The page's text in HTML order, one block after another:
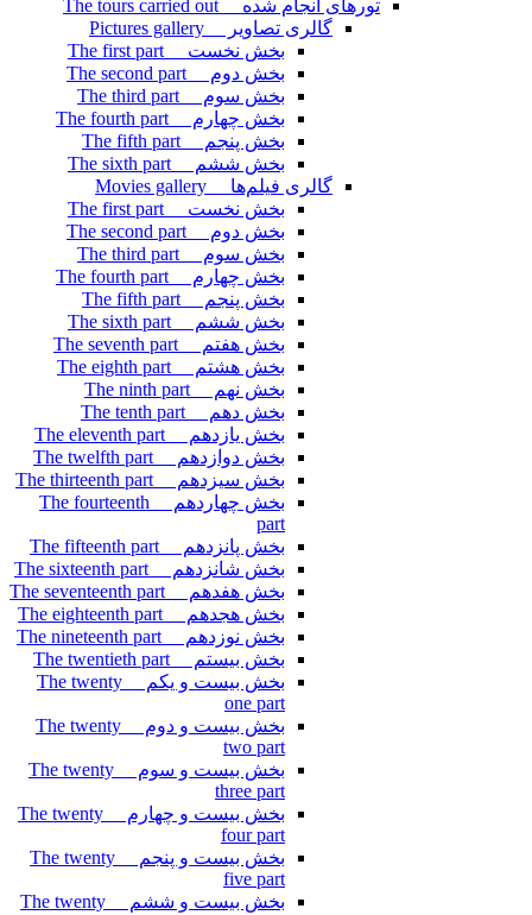
تورهای انجام شده The tours carried out
گالری تصاویر Pictures gallery
بخش نخست The first part
بخش دوم The second part
بخش سوم The third part
بخش چهارم The fourth part
بخش پنجم The fifth part
بخش ششم The sixth part
گالری فیلم‌ها Movies gallery
بخش نخست The first part
بخش دوم The second part
بخش سوم The third part
بخش چهارم The fourth part
بخش پنجم The fifth part
بخش ششم The sixth part
بخش هفتم The seventh part
بخش هشتم The eighth part
بخش نهم The ninth part
بخش دهم The tenth part
بخش یازدهم The eleventh part
بخش دوازدهم The twelfth part
بخش سیزدهم The thirteenth part
بخش چهاردهم The fourteenth
part
بخش پانزدهم The fifteenth part
بخش شانزدهم The sixteenth part
بخش هفدهم The seventeenth part
بخش هجدهم The eighteenth part
بخش نوزدهم The nineteenth part
بخش بیستم The twentieth part
بخش بیست و یکم The twenty
one part
بخش بیست و دوم The twenty
two part
بخش بیست و سوم The twenty
three part
بخش بیست و چهارم The twenty
four part
بخش بیست و پنجم The twenty
five part
بخش بیست و ششم The twenty